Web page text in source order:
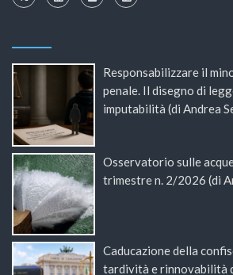
Responsabilizzare il
penale. Il disegno di
imputabilità (di Andrea
Osservatorio sulle
trimestre n. 2/2026 (di
Caducazione della
tardività e rinnovabilità